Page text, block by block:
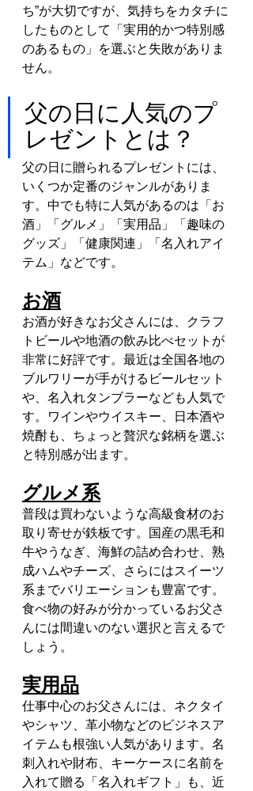
ち”が大切ですが、気持ちをカタチに
したものとして「実用的かつ特別感
のあるもの」を選ぶと失敗がありま
せん。
父の日に人気のプ
レゼントとは？
父の日に贈られるプレゼントには、
いくつか定番のジャンルがありま
す。中でも特に人気があるのは「お
酒」「グルメ」「実用品」「趣味の
グッズ」「健康関連」「名入れアイ
テム」などです。
お酒
お酒が好きなお父さんには、クラフ
トビールや地酒の飲み比べセットが
非常に好評です。最近は全国各地の
ブルワリーが手がけるビールセット
や、名入れタンブラーなども人気で
す。ワインやウイスキー、日本酒や
焼酎も、ちょっと贅沢な銘柄を選ぶ
と特別感が出ます。
グルメ系
普段は買わないような高級食材のお
取り寄せが鉄板です。国産の黒毛和
牛やうなぎ、海鮮の詰め合わせ、熟
成ハムやチーズ、さらにはスイーツ
系までバリエーションも豊富です。
食べ物の好みが分かっているお父さ
んには間違いのない選択と言えるで
しょう。
実用品
仕事中心のお父さんには、ネクタイ
やシャツ、革小物などのビジネスア
イテムも根強い人気があります。名
刺入れや財布、キーケースに名前を
入れて贈る「名入れギフト」も、近